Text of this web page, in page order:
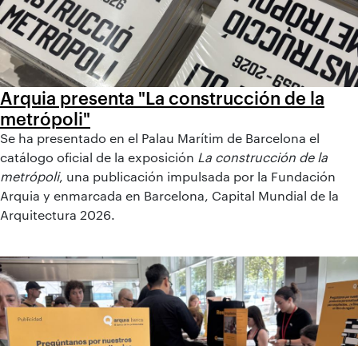
Arquia presenta "La construcción de la
metrópoli"
Se ha presentado en el Palau Marítim de Barcelona el
catálogo oficial de la exposición La construcción de la
metrópoli, una publicación impulsada por la Fundación
Arquia y enmarcada en Barcelona, Capital Mundial de la
Arquitectura 2026.